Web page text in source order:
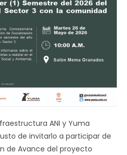
ANI y Yuma
de invitarlo a participar de
de Avance del proyecto